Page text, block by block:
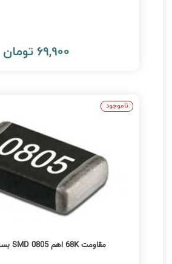
69,900 تومان
مقاومت 68K اهم SMD 0805 بسته 50 تايي
ناموجود